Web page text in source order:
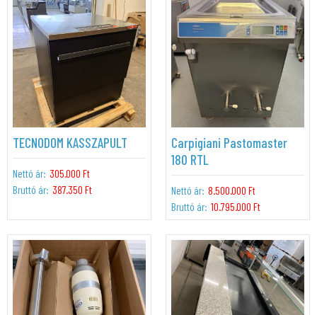
TECNODOM KASSZAPULT
Nettó ár: 305.000 Ft
Bruttó ár: 387.350 Ft
Carpigiani Pastomaster
180 RTL
Nettó ár: 8.500.000 Ft
Bruttó ár: 10.795.000 Ft